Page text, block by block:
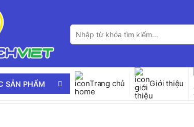
Tìm
kiếm:
SẢN PHẨM Trang chủ Giới thiệu